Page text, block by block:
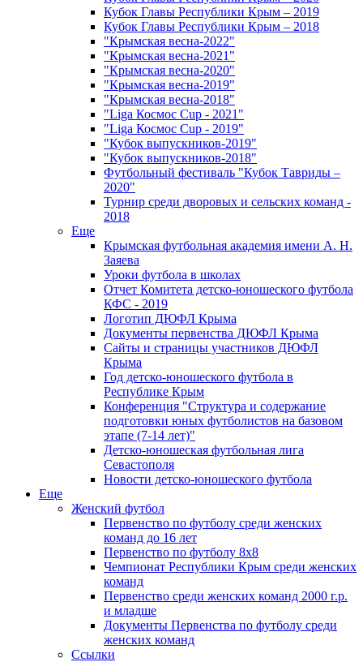
Кубок Главы Республики Крым – 2019
Кубок Главы Республики Крым – 2018
"Крымская весна-2022"
"Крымская весна-2021"
"Крымская весна-2020"
"Крымская весна-2019"
"Крымская весна-2018"
"Liga Космос Cup - 2021"
"Liga Космос Cup - 2019"
"Кубок выпускников-2019"
"Кубок выпускников-2018"
Футбольный фестиваль "Кубок Тавриды –
2020"
Турнир среди дворовых и сельских команд -
2018
Еще
Крымская футбольная академия имени А. Н.
Заяева
Уроки футбола в школах
Отчет Комитета детско-юношеского футбола
КФС - 2019
Логотип ДЮФЛ Крыма
Документы первенства ДЮФЛ Крыма
Сайты и страницы участников ДЮФЛ
Крыма
Год детско-юношеского футбола в
Республике Крым
Конференция "Структура и содержание
подготовки юных футболистов на базовом
этапе (7-14 лет)"
Детско-юношеская футбольная лига
Севастополя
Новости детско-юношеского футбола
Еще
Женский футбол
Первенство по футболу среди женских
команд до 16 лет
Первенство по футболу 8х8
Чемпионат Республики Крым среди женских
команд
Первенство среди женских команд 2000 г.р.
и младше
Документы Первенства по футболу среди
женских команд
Ссылки